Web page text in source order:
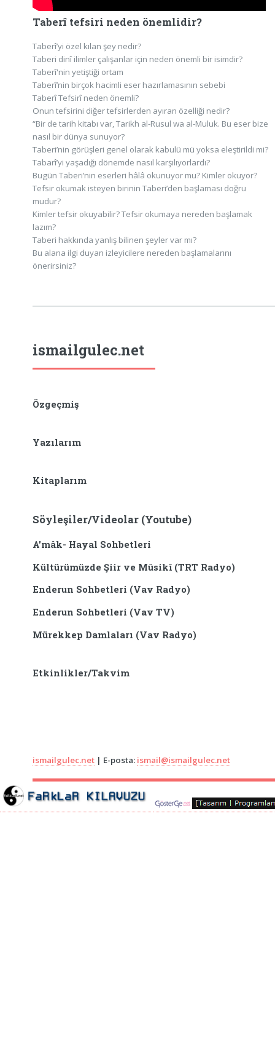
Taberî tefsiri neden önemlidir?
Taberî’yi özel kılan şey nedir?
Taberi dinî ilimler çalışanlar için neden önemli bir isimdir?
Taberî'nin yetiştiği ortam
Taberî’nin birçok hacimli eser hazırlamasının sebebi
Taberî Tefsirî neden önemli?
Onun tefsirini diğer tefsirlerden ayıran özelliği nedir?
“Bir de tarih kitabı var, Tarikh al-Rusul wa al-Muluk. Bu eser bize
nasıl bir dünya sunuyor?
Taberi’nin görüşleri genel olarak kabulü mü yoksa eleştirildi mi?
Tabarî’yi yaşadığı dönemde nasıl karşılıyorlardı?
Bugün Taberi’nin eserleri hâlâ okunuyor mu? Kimler okuyor?
Tefsir okumak isteyen birinin Taberi’den başlaması doğru
mudur?
Kimler tefsir okuyabilir? Tefsir okumaya nereden başlamak
lazım?
Taberi hakkında yanlış bilinen şeyler var mı?
Bu alana ilgi duyan izleyicilere nereden başlamalarını
önerirsiniz?
ismailgulec.net
Özgeçmiş
Yazılarım
Kitaplarım
Söyleşiler/Videolar (Youtube)
A'mâk- Hayal Sohbetleri
Kültürümüzde Şiir ve Mûsikî (TRT Radyo)
Enderun Sohbetleri (Vav Radyo)
Enderun Sohbetleri (Vav TV)
Mürekkep Damlaları (Vav Radyo)
Etkinlikler/Takvim
ismailgulec.net | E-posta: ismail@ismailgulec.net